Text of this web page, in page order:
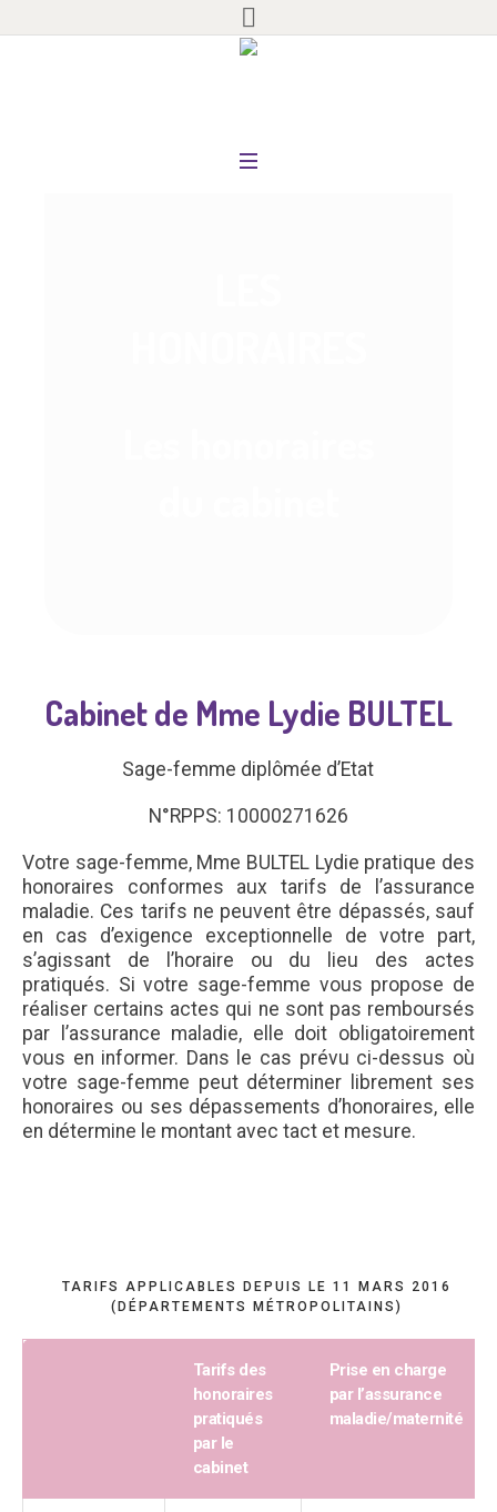
Cabinet de Mme Lydie BULTEL
Sage-femme diplômée d’Etat
N°RPPS: 10000271626
Votre sage-femme, Mme BULTEL Lydie pratique des
honoraires conformes aux tarifs de l’assurance
maladie. Ces tarifs ne peuvent être dépassés, sauf
en cas d’exigence exceptionnelle de votre part,
s’agissant de l’horaire ou du lieu des actes
pratiqués. Si votre sage-femme vous propose de
réaliser certains actes qui ne sont pas remboursés
par l’assurance maladie, elle doit obligatoirement
vous en informer. Dans le cas prévu ci-dessus où
votre sage-femme peut déterminer librement ses
honoraires ou ses dépassements d’honoraires, elle
en détermine le montant avec tact et mesure.
TARIFS APPLICABLES DEPUIS LE 11 MARS 2016
(DÉPARTEMENTS MÉTROPOLITAINS)
Tarifs des
honoraires
pratiqués
par le
cabinet
Prise en charge
par l’assurance
maladie/maternité